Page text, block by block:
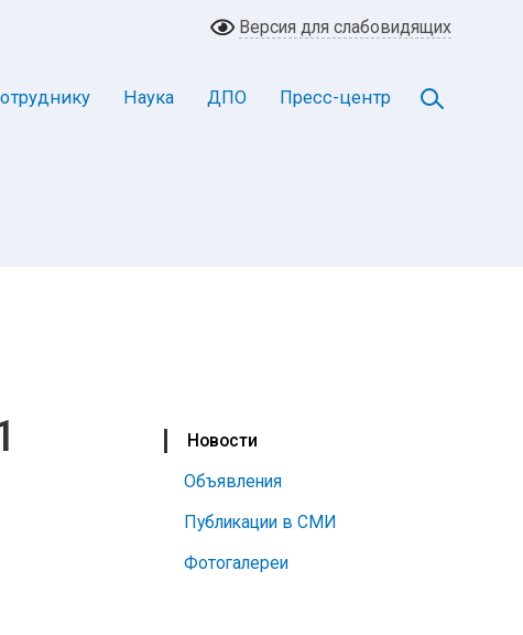
Версия для слабовидящих
Наука ДПО Пресс-центр
Новости
Объявления
Публикации в СМИ
Фотогалереи